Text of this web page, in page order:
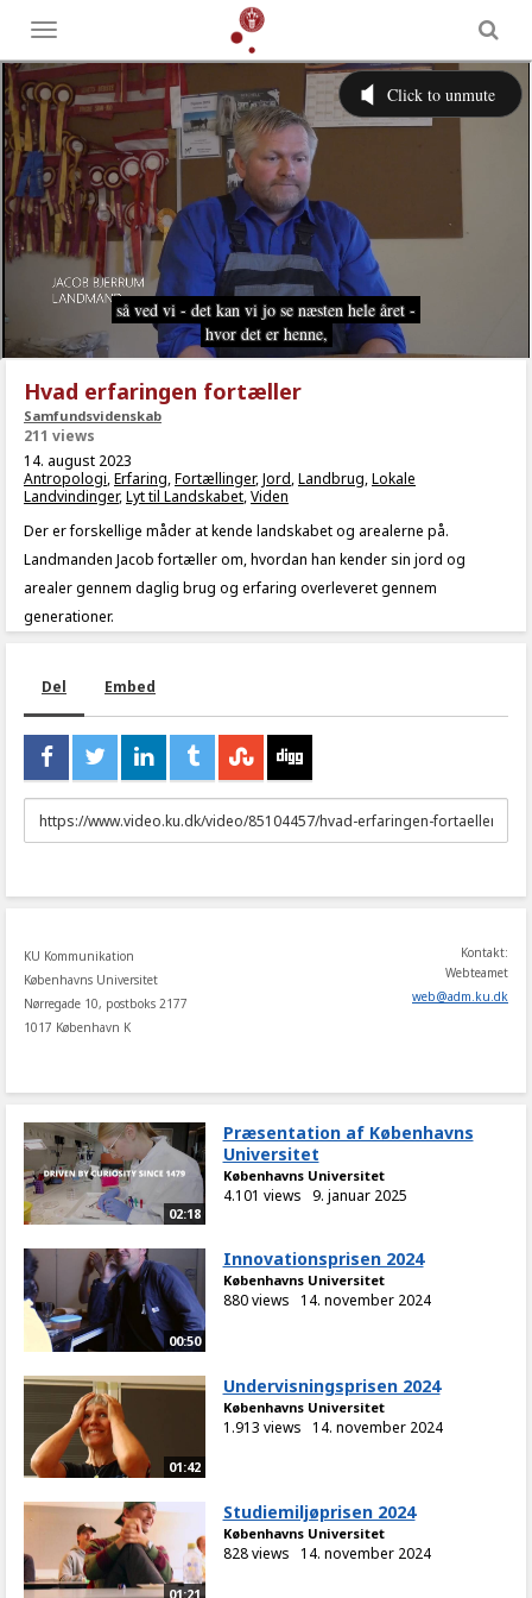
Toggle
menu
Hvad erfaringen fortæller
Samfundsvidenskab
211 views
14. august 2023
Antropologi,Erfaring,Fortællinger,Jord,Landbrug,Lokale
Landvindinger,Lyt til Landskabet,Viden
Der er forskellige måder at kende landskabet og arealerne på.
Landmanden Jacob fortæller om, hvordan han kender sin jord og
arealer gennem daglig brug og erfaring overleveret gennem
generationer.
Del Embed
URL
to
KU Kommunikation
Københavns Universitet
Nørregade 10, postboks 2177
1017 København K
Kontakt:
Webteamet
web@adm.ku.dk
02:18
Præsentation af Københavns
Universitet
Københavns Universitet
4.101 views 9. januar 2025
00:50
Innovationsprisen 2024
Københavns Universitet
880 views 14. november 2024
01:42
Undervisningsprisen 2024
Københavns Universitet
1.913 views 14. november 2024
01:21
Studiemiljøprisen 2024
Københavns Universitet
828 views 14. november 2024